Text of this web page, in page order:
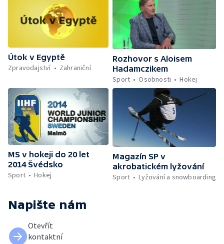
Útok v Egyptě
Zpravodajství
Zahraniční
Rozhovor s Aloisem
Hadamczikem
Sport
Osobnosti Hokej
MS v hokeji do 20 let
2014 Švédsko
Sport
Hokej
Magazín SP v
akrobatickém lyžování
Sport
Lyžování a snowboarding
Napište nám
Otevřít
kontaktní